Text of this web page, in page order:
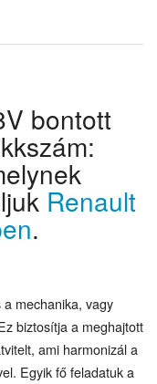
bontott
Renault
.
mechanika, vagy
biztosítja a meghajtott
ami harmonizál a
Egyik fő feladatuk a